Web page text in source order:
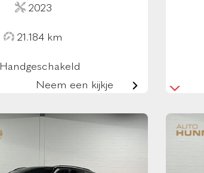
2023
21.184 km
Handgeschakeld
Neem een kijkje